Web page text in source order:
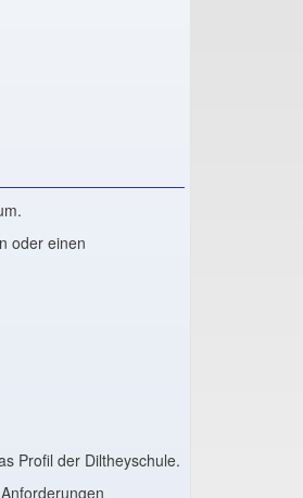
oder einen
Profil der Diltheyschule.